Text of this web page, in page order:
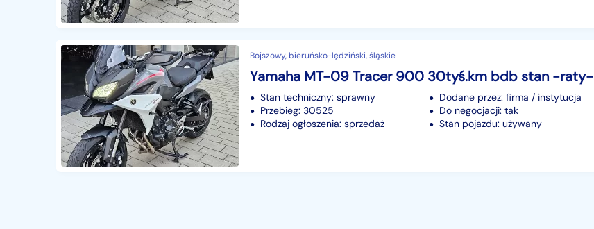
Bojszowy, bieruńsko-lędziński, śląskie
Yamaha MT-09 Tracer 900 30tyś.km bdb stan -raty-
Stan techniczny: sprawny
Przebieg: 30525
Rodzaj ogłoszenia: sprzedaż
Dodane przez: firma / instytucja
Do negocjacji: tak
Stan pojazdu: używany